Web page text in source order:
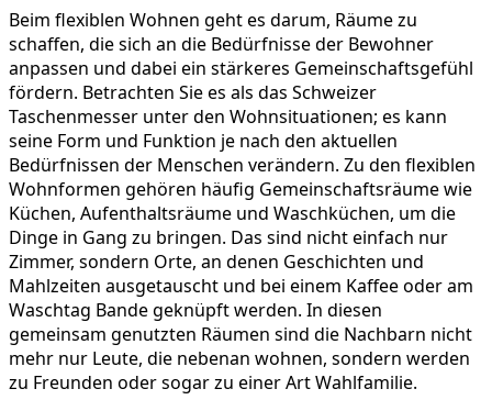
Beim flexiblen Wohnen geht es darum, Räume zu
schaffen, die sich an die Bedürfnisse der Bewohner
anpassen und dabei ein stärkeres Gemeinschaftsgefühl
fördern. Betrachten Sie es als das Schweizer
Taschenmesser unter den Wohnsituationen; es kann
seine Form und Funktion je nach den aktuellen
Bedürfnissen der Menschen verändern. Zu den flexiblen
Wohnformen gehören häufig Gemeinschaftsräume wie
Küchen, Aufenthaltsräume und Waschküchen, um die
Dinge in Gang zu bringen. Das sind nicht einfach nur
Zimmer, sondern Orte, an denen Geschichten und
Mahlzeiten ausgetauscht und bei einem Kaffee oder am
Waschtag Bande geknüpft werden. In diesen
gemeinsam genutzten Räumen sind die Nachbarn nicht
mehr nur Leute, die nebenan wohnen, sondern werden
zu Freunden oder sogar zu einer Art Wahlfamilie.